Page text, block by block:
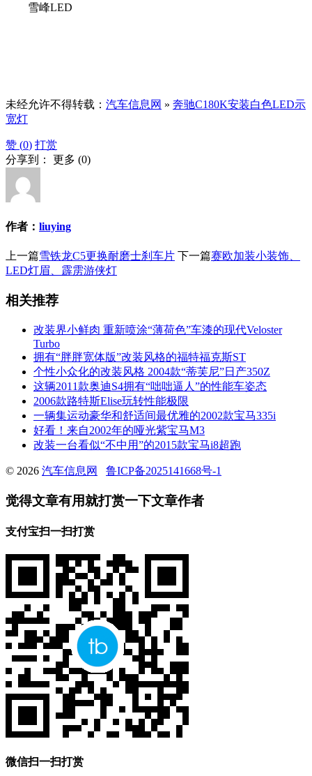
雪峰LED
未经允许不得转载： 汽车信息网 » 奔驰C180K安装白色LED示
宽灯
赞 (0) 打赏
分享到： 更多 (0)
作者： liuying
上一篇雪铁龙C5更换耐磨士刹车片 下一篇赛欧加装小装饰、
LED灯眉、霹雳游侠灯
相关推荐
改装界小鲜肉 重新喷涂“薄荷色”车漆的现代Veloster
Turbo
拥有“胖胖宽体版”改装风格的福特福克斯ST
个性小众化的改装风格 2004款“蒂芙尼”日产350Z
这辆2011款奥迪S4拥有“咄咄逼人”的性能车姿态
2006款路特斯Elise玩转性能极限
一辆集运动豪华和舒适间最优雅的2002款宝马335i
好看！来自2002年的哑光紫宝马M3
改装一台看似“不中用”的2015款宝马i8超跑
© 2026 汽车信息网 鲁ICP备2025141668号-1
觉得文章有用就打赏一下文章作者
支付宝扫一扫打赏
微信扫一扫打赏